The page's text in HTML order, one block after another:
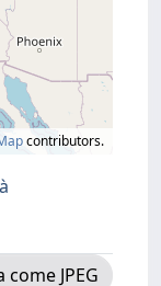
contributors.
come JPEG